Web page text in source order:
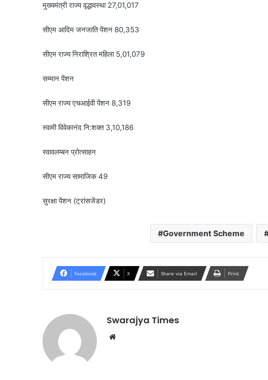
मुख्यमंत्री राज्य वृद्धावस्था 27,01,017
सीएम आदिम जनजाति पेंशन 80,353
सीएम राज्य निराश्रित महिला 5,01,079
सम्मान पेंशन
सीएम राज्य एचआईवी पेंशन 8,319
स्वामी विवेकानंद नि:शक्त 3,10,186
स्वावलम्बन प्रोत्साहन
सीएम राज्य सामाजिक 49
सुरक्षा पेंशन (ट्रांसजेंडर)
Government Scheme
Facebook X Share via Email Print
Swarajya Times